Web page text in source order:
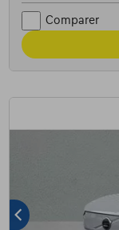
Comparer